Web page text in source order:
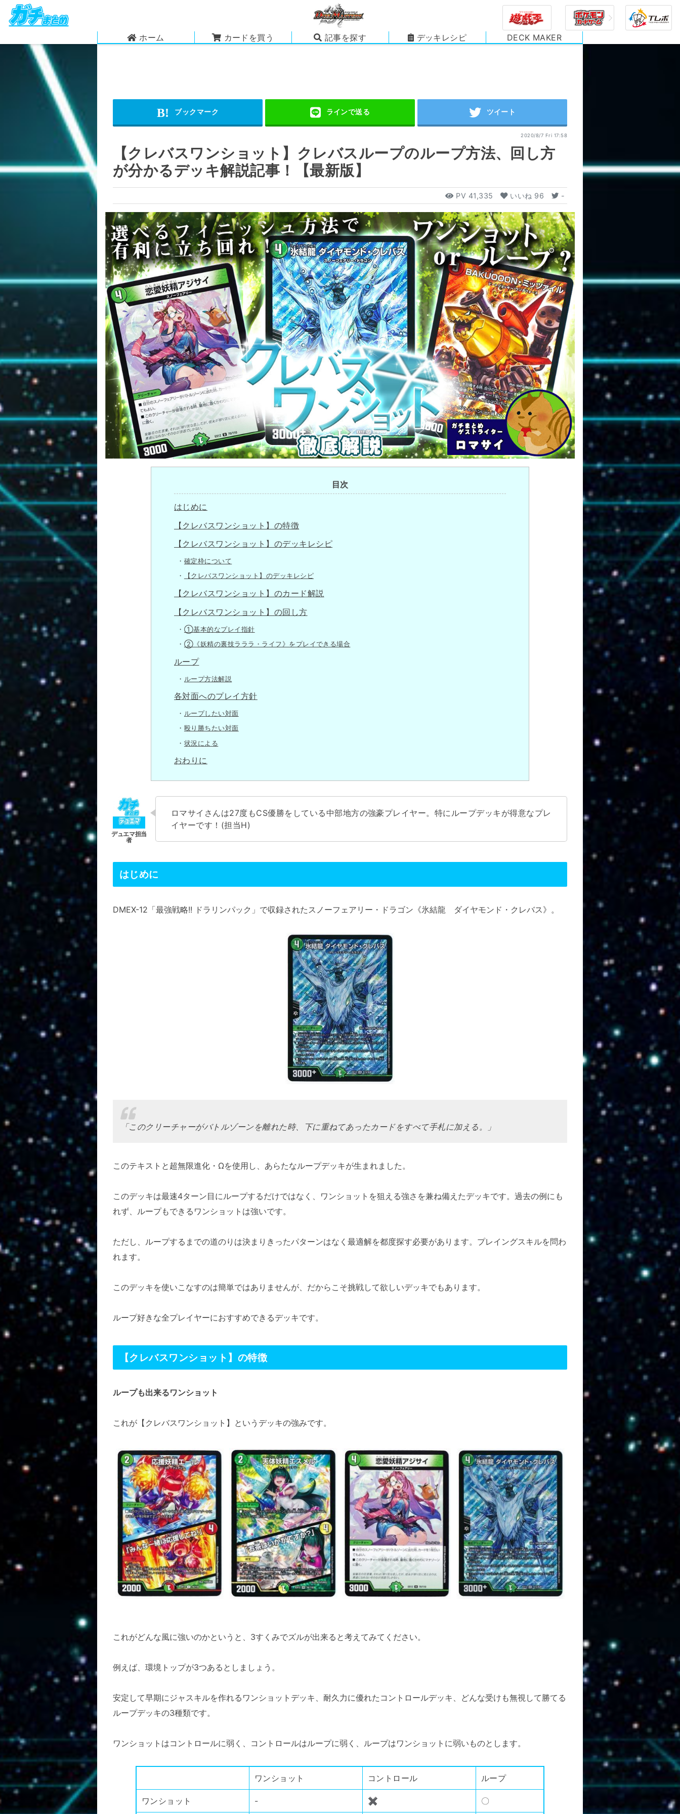
ホーム カードを買う 記事を探す デッキレシピ DECK MAKER
2020/8/7 Fri 17:58
【クレバスワンショット】クレバスループのループ方法、回し方
が分かるデッキ解説記事！【最新版】
PV 41,335 いいね 96 -
目次
はじめに
【クレバスワンショット】の特徴
【クレバスワンショット】のデッキレシピ
確定枠について
【クレバスワンショット】のデッキレシピ
【クレバスワンショット】のカード解説
【クレバスワンショット】の回し方
①基本的なプレイ指針
②《妖精の裏技ラララ・ライフ》をプレイできる場合
ループ
ループ方法解説
各対面へのプレイ方針
ループしたい対面
殴り勝ちたい対面
状況による
おわりに
ロマサイさんは27度もCS優勝をしている中部地方の強豪プレイヤー。特にループデッキが得意なプレ
イヤーです！(担当H)
はじめに
DMEX-12「最強戦略!! ドラリンパック」で収録されたスノーフェアリー・ドラゴン《氷結龍 ダイヤモンド・クレバス》。
「このクリーチャーがバトルゾーンを離れた時、下に重ねてあったカードをすべて手札に加える。」
このテキストと超無限進化・Ωを使用し、あらたなループデッキが生まれました。
このデッキは最速4ターン目にループするだけではなく、ワンショットを狙える強さを兼ね備えたデッキです。過去の例にも
れず、ループもできるワンショットは強いです。
ただし、ループするまでの道のりは決まりきったパターンはなく最適解を都度探す必要があります。プレイングスキルを問わ
れます。
このデッキを使いこなすのは簡単ではありませんが、だからこそ挑戦して欲しいデッキでもあります。
ループ好きな全プレイヤーにおすすめできるデッキです。
【クレバスワンショット】の特徴
ループも出来るワンショット
これが【クレバスワンショット】というデッキの強みです。
これがどんな風に強いのかというと、3すくみでズルが出来ると考えてみてください。
例えば、環境トップが3つあるとしましょう。
安定して早期にジャスキルを作れるワンショットデッキ、耐久力に優れたコントロールデッキ、どんな受けも無視して勝てる
ループデッキの3種類です。
ワンショットはコントロールに弱く、コントロールはループに弱く、ループはワンショットに弱いものとします。
ワンショット コントロール ループ
ワンショット - ✖ 〇